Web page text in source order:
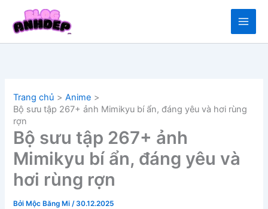
Trang chủ
Anime
Bộ sưu tập 267+ ảnh Mimikyu bí ẩn, đáng yêu và hơi rùng
rợn
Bộ sưu tập 267+ ảnh
Mimikyu bí ẩn, đáng yêu và
hơi rùng rợn
Bởi Mộc Băng Mi/30.12.2025